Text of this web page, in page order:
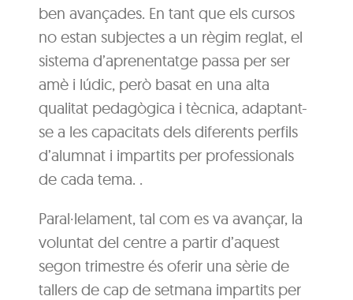
ben avançades. En tant que els cursos
no estan subjectes a un règim reglat, el
sistema d’aprenentatge passa per ser
amè i lúdic, però basat en una alta
qualitat pedagògica i tècnica, adaptant-
se a les capacitats dels diferents perfils
d’alumnat i impartits per professionals
de cada tema. .
Paral·lelament, tal com es va avançar, la
voluntat del centre a partir d’aquest
segon trimestre és oferir una sèrie de
tallers de cap de setmana impartits per